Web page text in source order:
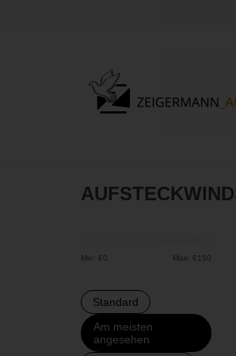
Min: € 0 Max: €150
Standard
Am meisten
angesehen